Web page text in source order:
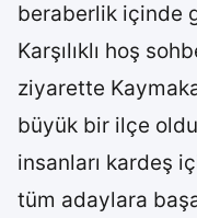
beraberlik içinde
Karşılıklı hoş
ziyarette
büyük bir ilçe
insanları kardeş
tüm adaylara